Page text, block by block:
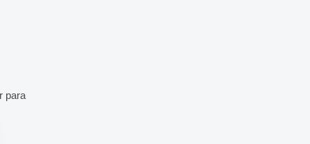
para